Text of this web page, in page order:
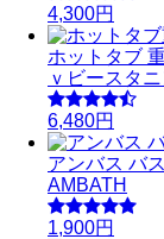
4,300円
ホットタブ
ｖビースタ
6,480円
アンバス バ
AMBATH
1,900円